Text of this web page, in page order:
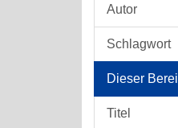
Autor
Schlagwort
Dieser
Titel